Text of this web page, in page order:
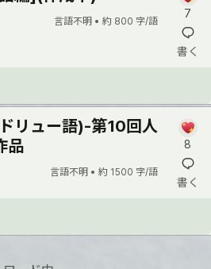
言語不明 • 約 800 字/語
7
書く
リュー語)-第10回人
品
言語不明 • 約 1500 字/語
8
書く